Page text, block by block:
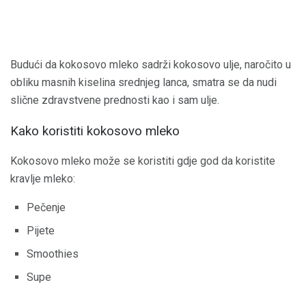
Budući da kokosovo mleko sadrži kokosovo ulje, naročito u
obliku masnih kiselina srednjeg lanca, smatra se da nudi
slične zdravstvene prednosti kao i sam ulje.
Kako koristiti kokosovo mleko
Kokosovo mleko može se koristiti gdje god da koristite
kravlje mleko:
Pečenje
Pijete
Smoothies
Supe